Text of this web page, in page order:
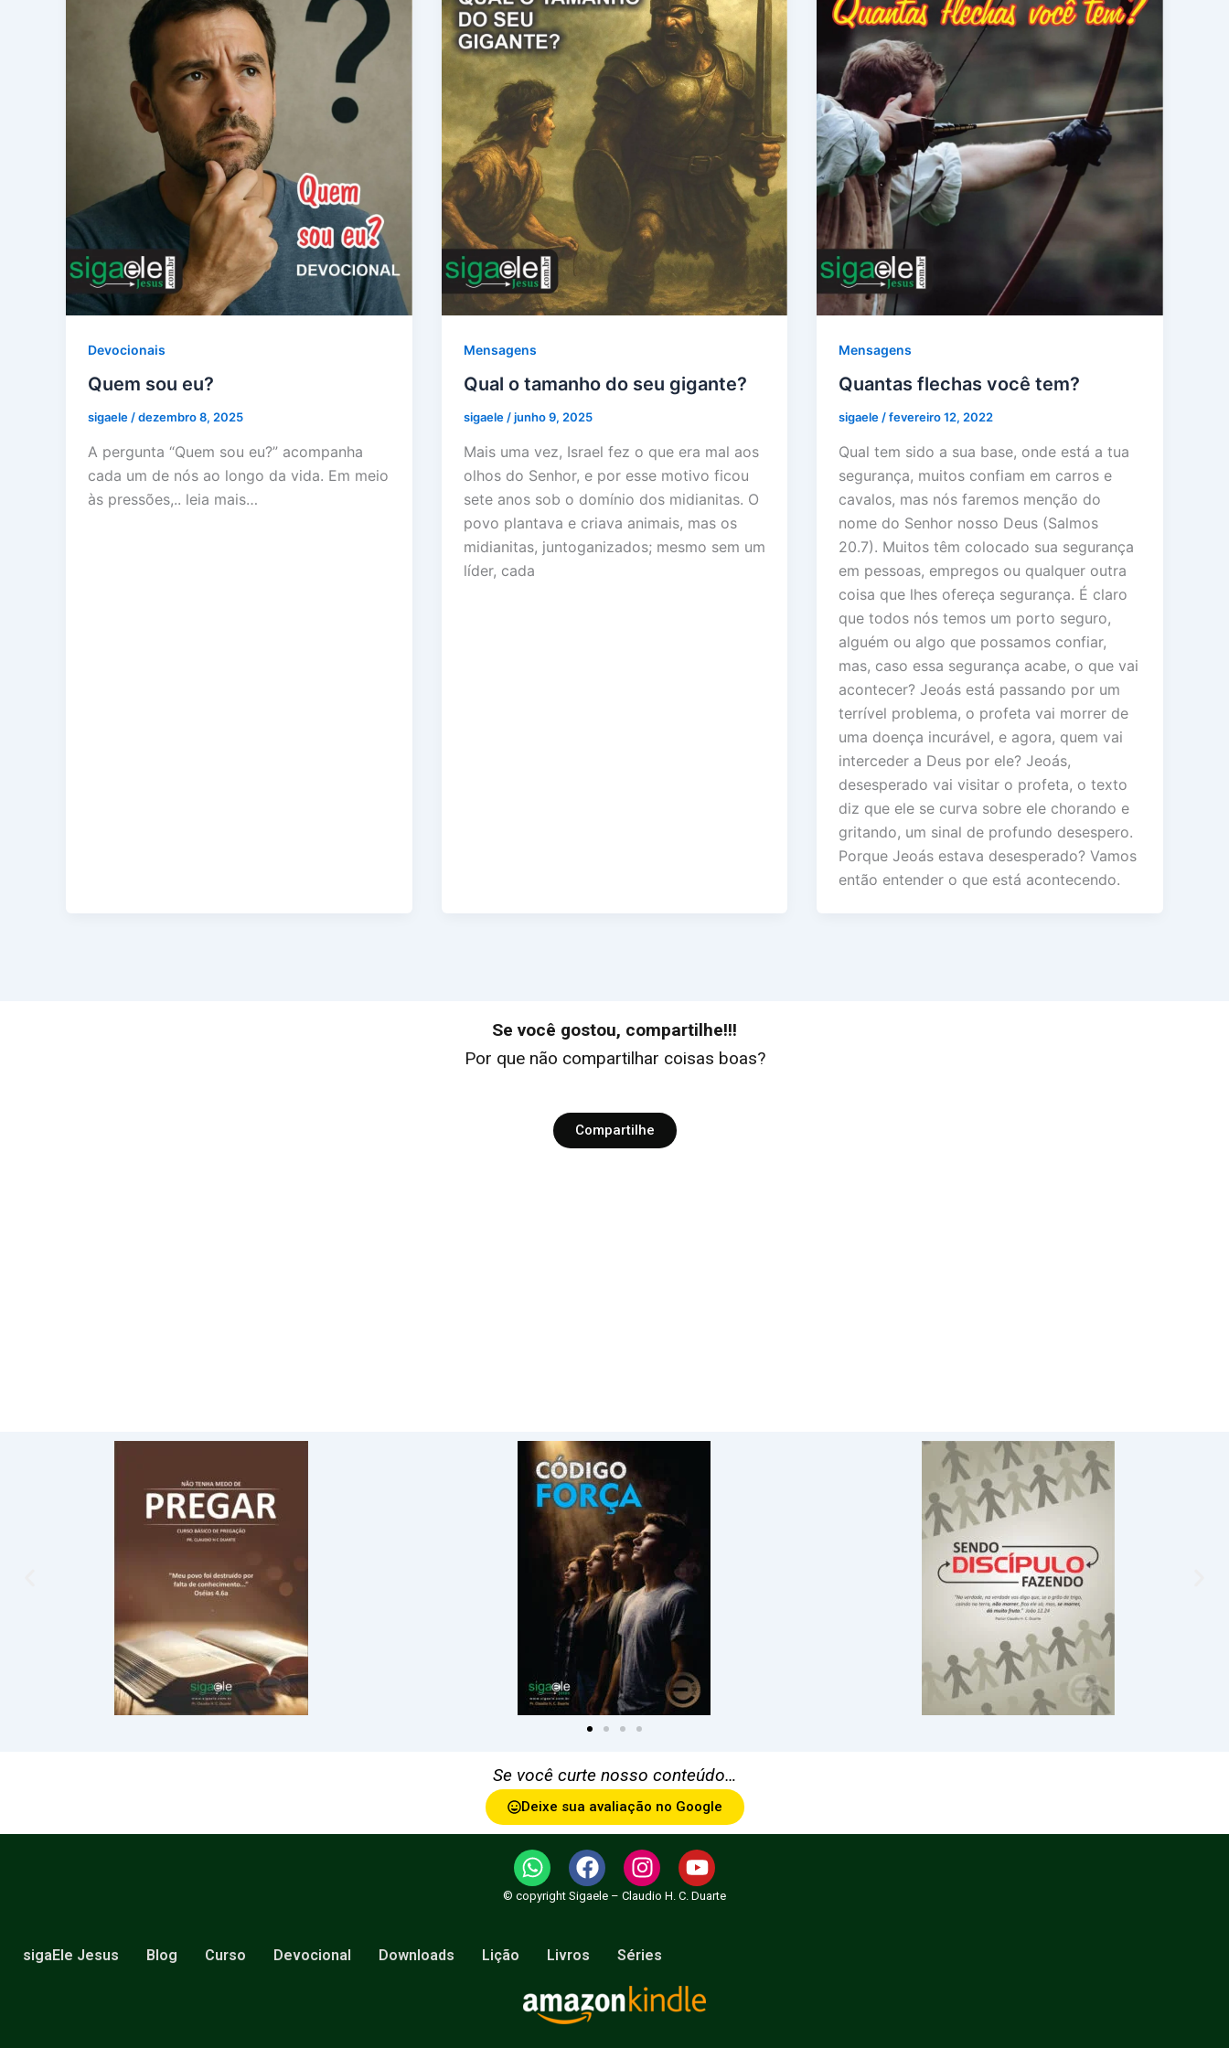
Devocionais
Quem sou eu?
sigaele/dezembro 8, 2025
A pergunta “Quem sou eu?” acompanha
cada um de nós ao longo da vida. Em meio
às pressões,.. leia mais…
Mensagens
Qual o tamanho do seu gigante?
sigaele/junho 9, 2025
Mais uma vez, Israel fez o que era mal aos
olhos do Senhor, e por esse motivo ficou
sete anos sob o domínio dos midianitas. O
povo plantava e criava animais, mas os
midianitas, juntoganizados; mesmo sem um
líder, cada
Mensagens
Quantas flechas você tem?
sigaele/fevereiro 12, 2022
Qual tem sido a sua base, onde está a tua
segurança, muitos confiam em carros e
cavalos, mas nós faremos menção do
nome do Senhor nosso Deus (Salmos
20.7). Muitos têm colocado sua segurança
em pessoas, empregos ou qualquer outra
coisa que lhes ofereça segurança. É claro
que todos nós temos um porto seguro,
alguém ou algo que possamos confiar,
mas, caso essa segurança acabe, o que vai
acontecer? Jeoás está passando por um
terrível problema, o profeta vai morrer de
uma doença incurável, e agora, quem vai
interceder a Deus por ele? Jeoás,
desesperado vai visitar o profeta, o texto
diz que ele se curva sobre ele chorando e
gritando, um sinal de profundo desespero.
Porque Jeoás estava desesperado? Vamos
então entender o que está acontecendo.
Se você gostou, compartilhe!!!
Por que não compartilhar coisas boas?
Compartilhe
Se você curte nosso conteúdo…
Deixe sua avaliação no Google
W
h
a
p
p
F
a
c
b
o
k
I
n
s
a
r
a
Y
o
u
e
© copyright Sigaele – Claudio H. C. Duarte
sigaEle Jesus Blog Curso Devocional Downloads Lição Livros Séries